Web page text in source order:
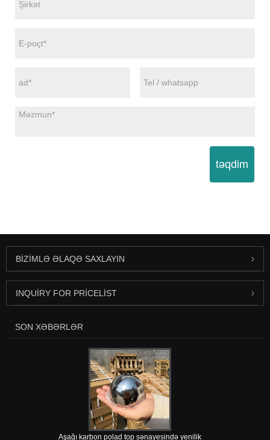
təqdim
BIZIMLƏ ƏLAQƏ SAXLAYIN
INQUIRY FOR PRICELIST
SON XƏBƏRLƏR
Aşağı karbon polad top sənayesində yenilik